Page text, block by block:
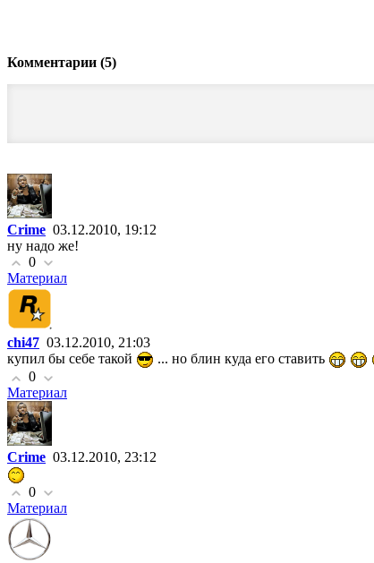
Комментарии (5)
Crime 03.12.2010, 19:12
ну надо же!
0
Материал
chi47 03.12.2010, 21:03
купил бы себе такой
... но блин куда его ставить
0
Материал
Crime 03.12.2010, 23:12
0
Материал